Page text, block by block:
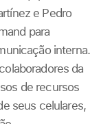
e Pedro
para
interna.
da
de recursos
seus celulares,